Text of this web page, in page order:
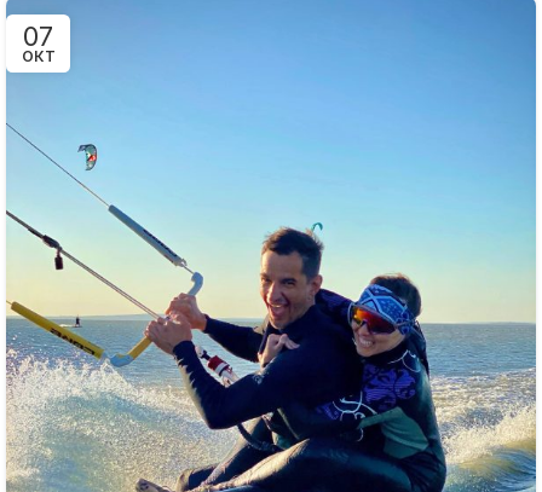
07
ОКТ